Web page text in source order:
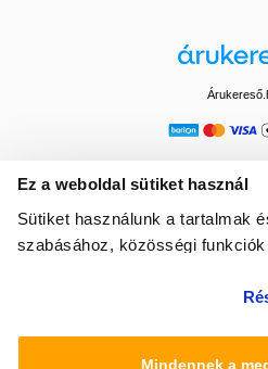
Ez a weboldal sütiket használ
Sütiket használunk a tartalmak
szabásához, közösségi
média-, hirdető- és elemező
Mindennek a